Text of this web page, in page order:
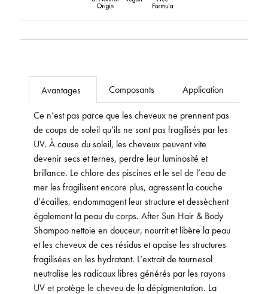
Avantages Composants Application
Ce n’est pas parce que les cheveux ne prennent pas
de coups de soleil qu’ils ne sont pas fragilisés par les
UV. À cause du soleil, les cheveux peuvent vite
devenir secs et ternes, perdre leur luminosité et
brillance. Le chlore des piscines et le sel de l’eau de
mer les fragilisent encore plus, agressent la couche
d’écailles, endommagent leur structure et dessèchent
également la peau du corps. After Sun Hair & Body
Shampoo nettoie en douceur, nourrit et libère la peau
et les cheveux de ces résidus et apaise les structures
fragilisées en les hydratant. L’extrait de tournesol
neutralise les radicaux libres générés par les rayons
UV et protège le cheveu de la dépigmentation. La